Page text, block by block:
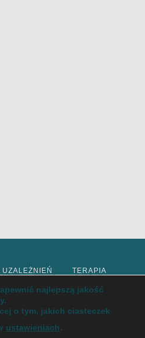
TERAPIA
KRYZYSOWA
ODTRUCIE
najlepszą jakość
o tym, jakich ciasteczek
ustawieniach.